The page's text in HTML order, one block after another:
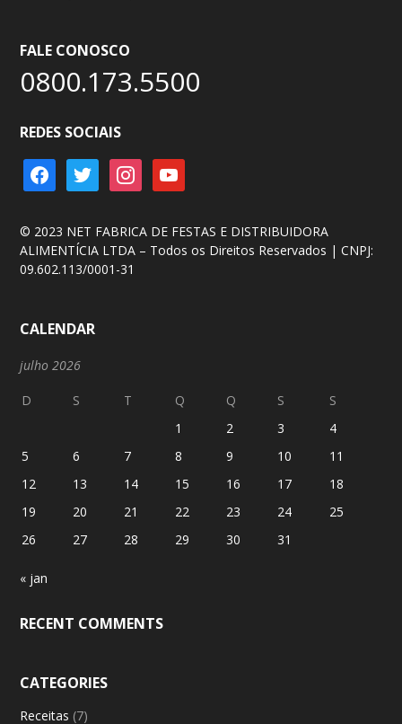
Jardim America da Penha
São Paulo 03704-900
Funcionamento
Mais informações
Mimi Carrefour São Caetano do Sul
Rua Aquidaban, 301
Bairro Fundação
Telefone: 11-4318-3074
Email: saocaetanoquiosque@espetinhosmimi.com.br
Mais informações
Rua Dauro Cavallaro, 121
Morumbi
Funcionamento
Mais informações
Mimi Express São Bernardo do Campo (Extra)
Extra Anchieta, Paulicéia
FALE CONOSCO
0800.173.5500
REDES SOCIAIS
facebooktwitter instagramyoutube
© 2023 NET FABRICA DE FESTAS E DISTRIBUIDORA
ALIMENTÍCIA LTDA – Todos os Direitos Reservados | CNPJ:
09.602.113/0001-31
CALENDAR
julho 2026
D S T Q Q S
S
1
2 3
4
5
6 7 8 9 10
11
12
13 14 15 16 17
18
19
20 21 22 23 24
25
26
27 28 29 30 31
« jan
RECENT COMMENTS
CATEGORIES
Receitas (7)